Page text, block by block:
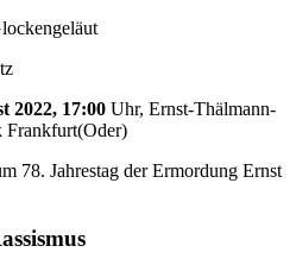
2022, 17:00 Uhr, Ernst-Thälmann-
Frankfurt(Oder)
78. Jahrestag der Ermordung Ernst